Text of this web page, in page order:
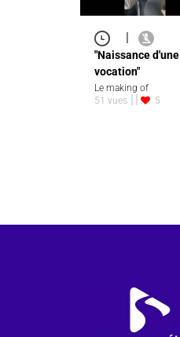
|
"Naissance d'une
vocation"
Le making of
51 vues
5